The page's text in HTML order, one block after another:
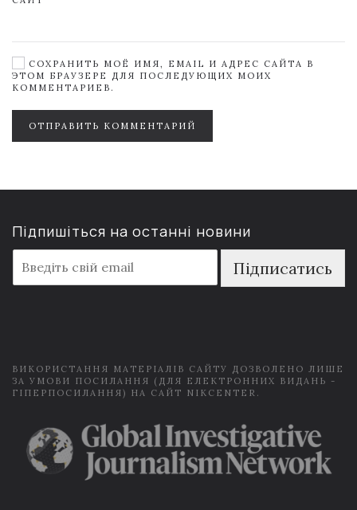
СОХРАНИТЬ МОЁ ИМЯ, EMAIL И АДРЕС САЙТА В
ЭТОМ БРАУЗЕРЕ ДЛЯ ПОСЛЕДУЮЩИХ МОИХ
КОММЕНТАРИЕВ.
ОТПРАВИТЬ КОММЕНТАРИЙ
Підпишіться на останні новини
m
a
Підписатись
ВИКОРИСТАННЯ МАТЕРІАЛІВ САЙТУ ДОЗВОЛЕНО ЛИШЕ
ЗА УМОВИ ПОСИЛАННЯ (ДЛЯ ЕЛЕКТРОННИХ ВИДАНЬ -
ГІПЕРПОСИЛАННЯ) НА САЙТ NIKCENTER.